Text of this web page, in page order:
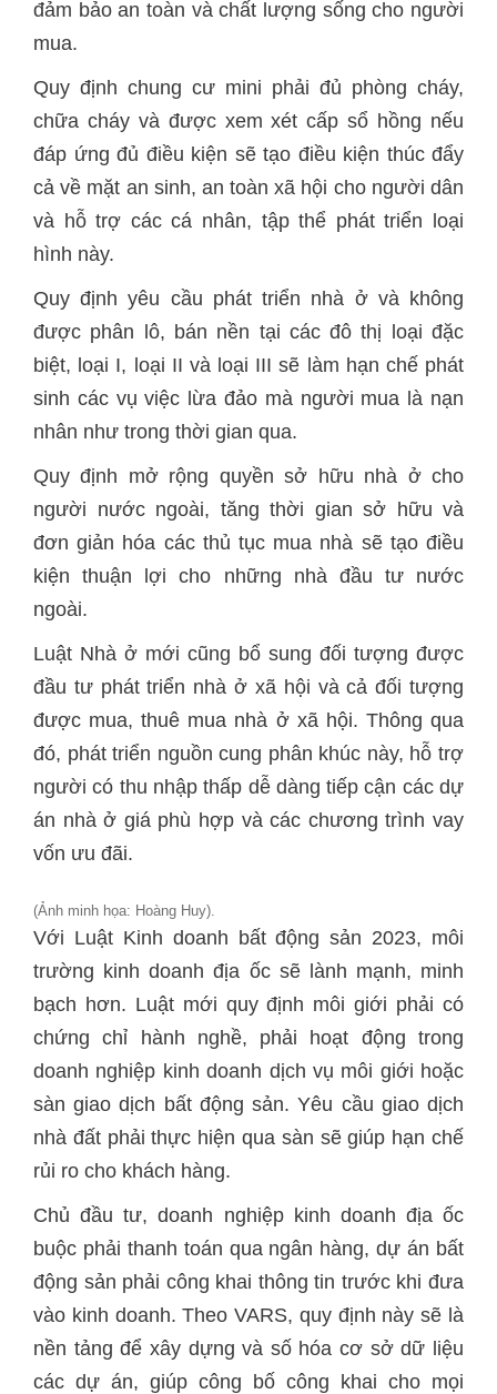
đảm bảo an toàn và chất lượng sống cho người
mua.
Quy định chung cư mini phải đủ phòng cháy,
chữa cháy và được xem xét cấp sổ hồng nếu
đáp ứng đủ điều kiện sẽ tạo điều kiện thúc đẩy
cả về mặt an sinh, an toàn xã hội cho người dân
và hỗ trợ các cá nhân, tập thể phát triển loại
hình này.
Quy định yêu cầu phát triển nhà ở và không
được phân lô, bán nền tại các đô thị loại đặc
biệt, loại I, loại II và loại III sẽ làm hạn chế phát
sinh các vụ việc lừa đảo mà người mua là nạn
nhân như trong thời gian qua.
Quy định mở rộng quyền sở hữu nhà ở cho
người nước ngoài, tăng thời gian sở hữu và
đơn giản hóa các thủ tục mua nhà sẽ tạo điều
kiện thuận lợi cho những nhà đầu tư nước
ngoài.
Luật Nhà ở mới cũng bổ sung đối tượng được
đầu tư phát triển nhà ở xã hội và cả đối tượng
được mua, thuê mua nhà ở xã hội. Thông qua
đó, phát triển nguồn cung phân khúc này, hỗ trợ
người có thu nhập thấp dễ dàng tiếp cận các dự
án nhà ở giá phù hợp và các chương trình vay
vốn ưu đãi.
(Ảnh minh họa: Hoàng Huy).
Với Luật Kinh doanh bất động sản 2023, môi
trường kinh doanh địa ốc sẽ lành mạnh, minh
bạch hơn. Luật mới quy định môi giới phải có
chứng chỉ hành nghề, phải hoạt động trong
doanh nghiệp kinh doanh dịch vụ môi giới hoặc
sàn giao dịch bất động sản. Yêu cầu giao dịch
nhà đất phải thực hiện qua sàn sẽ giúp hạn chế
rủi ro cho khách hàng.
Chủ đầu tư, doanh nghiệp kinh doanh địa ốc
buộc phải thanh toán qua ngân hàng, dự án bất
động sản phải công khai thông tin trước khi đưa
vào kinh doanh. Theo VARS, quy định này sẽ là
nền tảng để xây dựng và số hóa cơ sở dữ liệu
các dự án, giúp công bố công khai cho mọi